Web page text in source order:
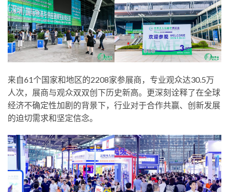
来自61个国家和地区的2208家参展商，专业观众达30.5万
人次，展商与观众双双创下历史新高。更深刻诠释了在全球
经济不确定性加剧的背景下，行业对于合作共赢、创新发展
的迫切需求和坚定信念。